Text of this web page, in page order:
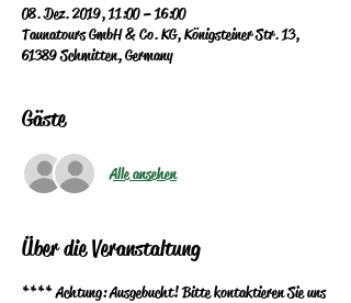
08. Dez. 2019, 11:00 – 16:00
Taunatours GmbH & Co. KG, Königsteiner Str. 13,
61389 Schmitten, Germany
Gäste
Alle ansehen
Über die Veranstaltung
**** Achtung: Ausgebucht! Bitte kontaktieren Sie uns